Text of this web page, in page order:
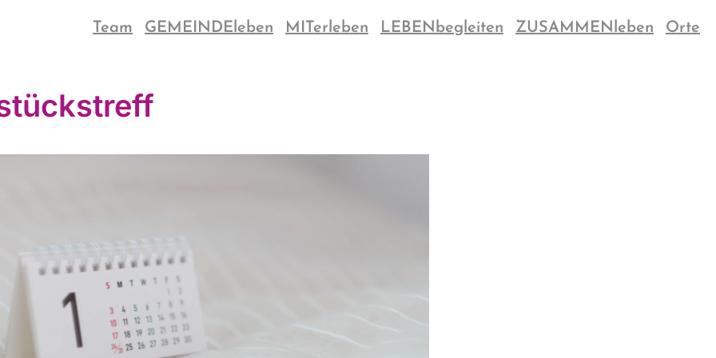
Team GEMEINDEleben MITerleben LEBENbegleiten ZUSAMMENleben Orte